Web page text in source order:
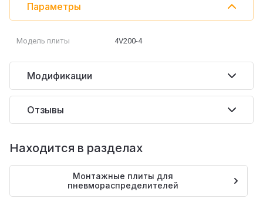
Параметры
Модель плиты 4V200-4
Модификации
Отзывы
Находится в разделах
Монтажные плиты для
пневмораспределителей